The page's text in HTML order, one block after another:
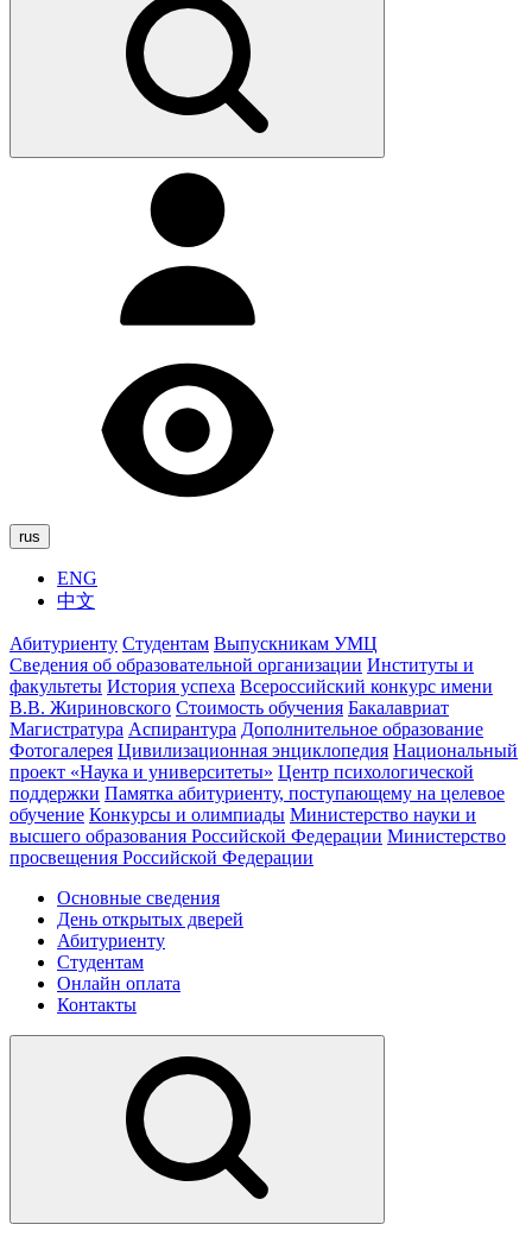
rus
ENG
中文
Абитуриенту Студентам Выпускникам УМЦ
Сведения об образовательной организации Институты и
факультеты История успеха Всероссийский конкурс имени
В.В. Жириновского Стоимость обучения Бакалавриат
Магистратура Аспирантура Дополнительное образование
Фотогалерея Цивилизационная энциклопедия Национальный
проект «Наука и университеты» Центр психологической
поддержки Памятка абитуриенту, поступающему на целевое
обучение Конкурсы и олимпиады Министерство науки и
высшего образования Российской Федерации Министерство
просвещения Российской Федерации
Основные сведения
День открытых дверей
Абитуриенту
Студентам
Онлайн оплата
Контакты